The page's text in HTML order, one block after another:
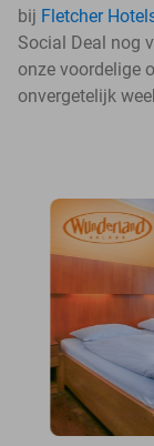
bij Fletcher
Social Deal nog
onze voordelige
onvergetelijk